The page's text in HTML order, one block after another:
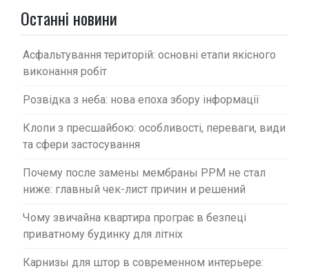
Останні новини
Асфальтування територій: основні етапи якісного
виконання робіт
Розвідка з неба: нова епоха збору інформації
Клопи з пресшайбою: особливості, переваги, види
та сфери застосування
Почему после замены мембраны PPM не стал
ниже: главный чек-лист причин и решений
Чому звичайна квартира програє в безпеці
приватному будинку для літніх
Карнизы для штор в современном интерьере: